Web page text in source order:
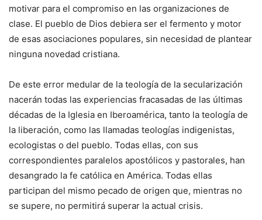
motivar para el compromiso en las organizaciones de
clase. El pueblo de Dios debiera ser el fermento y motor
de esas asociaciones populares, sin necesidad de plantear
ninguna novedad cristiana.
De este error medular de la teología de la secularización
nacerán todas las experiencias fracasadas de las últimas
décadas de la Iglesia en Iberoamérica, tanto la teología de
la liberación, como las llamadas teologías indigenistas,
ecologistas o del pueblo. Todas ellas, con sus
correspondientes paralelos apostólicos y pastorales, han
desangrado la fe católica en América. Todas ellas
participan del mismo pecado de origen que, mientras no
se supere, no permitirá superar la actual crisis.